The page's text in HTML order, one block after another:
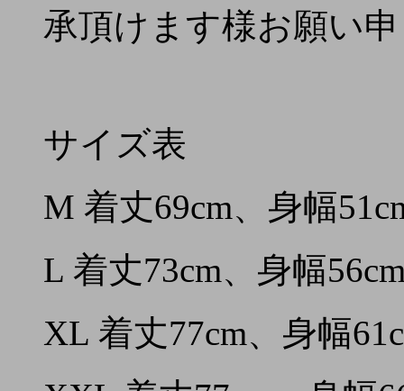
承頂けます様お願い
サイズ表
M 着丈69cm、身幅
L 着丈73cm、身幅
XL 着丈77cm、身幅